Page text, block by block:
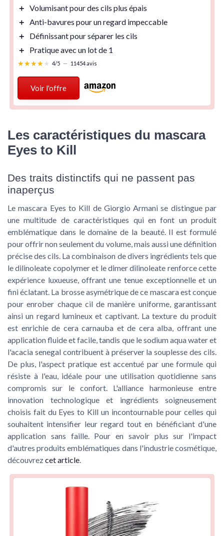
＋ Volumisantpour des cils plus épais
＋ Anti-bavures pour un regard impeccable
＋
Définissantpour séparer les cils
＋
Pratique avec un lot de 1
★★★★★
★★★★★ 4/5 — 11454 avis
Voir l'offre
Les caractéristiques du mascara
Eyes to Kill
Des traits distinctifs qui ne passent pas
inaperçus
Le mascara Eyes to Kill de Giorgio Armani se distingue par
une multitude de caractéristiques qui en font un produit
emblématique dans le domaine de la beauté. Il est formulé
pour offrir non seulement du volume, mais aussi une définition
précise des cils. La combinaison de divers ingrédients tels que
le dilinoleate copolymer et le dimer dilinoleate renforce cette
expérience luxueuse, offrant une tenue exceptionnelle et un
fini éclatant. La brosse asymétrique de ce mascara est conçue
pour enrober chaque cil de manière uniforme, garantissant
ainsi un regard lumineux et captivant. La texture du produit
est enrichie de cera carnauba et de cera alba, offrant une
application fluide et facile, tandis que le sodium aqua water et
l'acacia senegal contribuent à préserver la souplesse des cils.
De plus, l'aspect pratique est accentué par une formule qui
résiste à l'eau, idéale pour une utilisation quotidienne sans
compromis sur le confort. L'alliance harmonieuse entre
innovation technologique et ingrédients soigneusement
choisis fait du Eyes to Kill un incontournable pour celles qui
souhaitent intensifier leur regard tout en bénéficiant d'une
application sans faille. Pour en savoir plus sur l'impact
d'autres produits emblématiques dans l'industrie cosmétique,
découvrezcet article.